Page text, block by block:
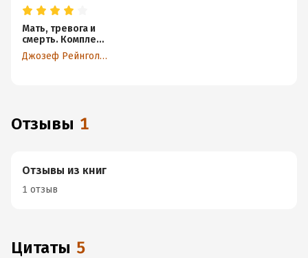
Мать, тревога и
смерть. Комплекс
трагической
смерти
Джозеф Рейнгольд
Отзывы 1
Отзывы из книг
1 отзыв
Цитаты 5